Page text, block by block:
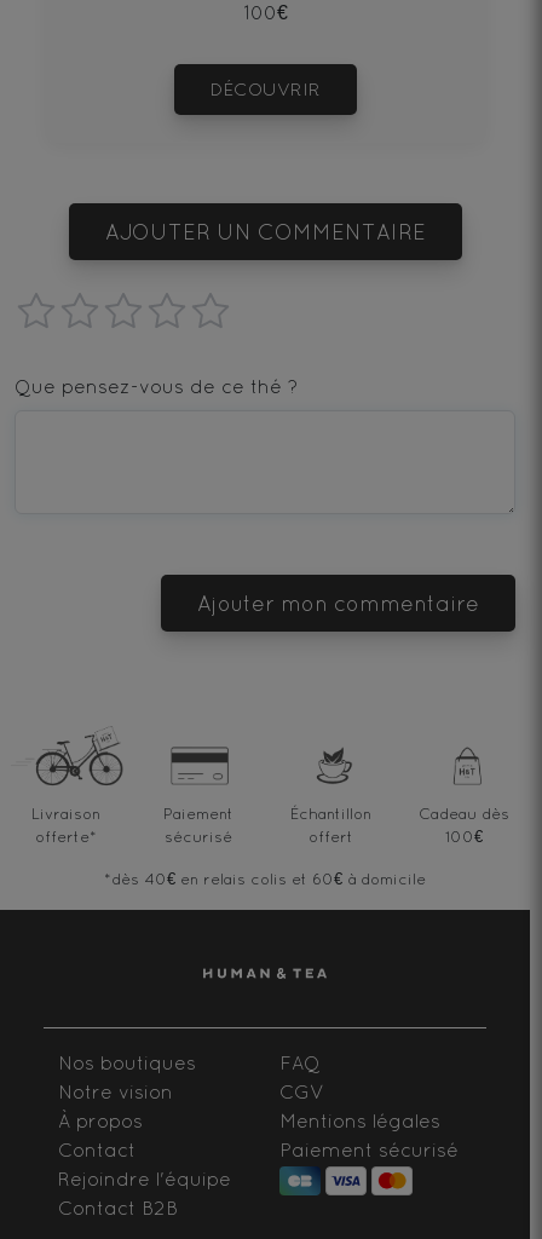
100€
DÉCOUVRIR
AJOUTER UN COMMENTAIRE
star
—
—
stars
Que pensez-vous de ce thé ?
Ajouter mon commentaire
Livraison
offerte*
Paiement
sécurisé
Échantillon
offert
Cadeau dès
100€
*dès 40€ en relais colis et 60€ à domicile
Nos boutiques
Notre vision
À propos
Contact
Rejoindre l'équipe
Contact B2B
FAQ
CGV
Mentions légales
Paiement sécurisé